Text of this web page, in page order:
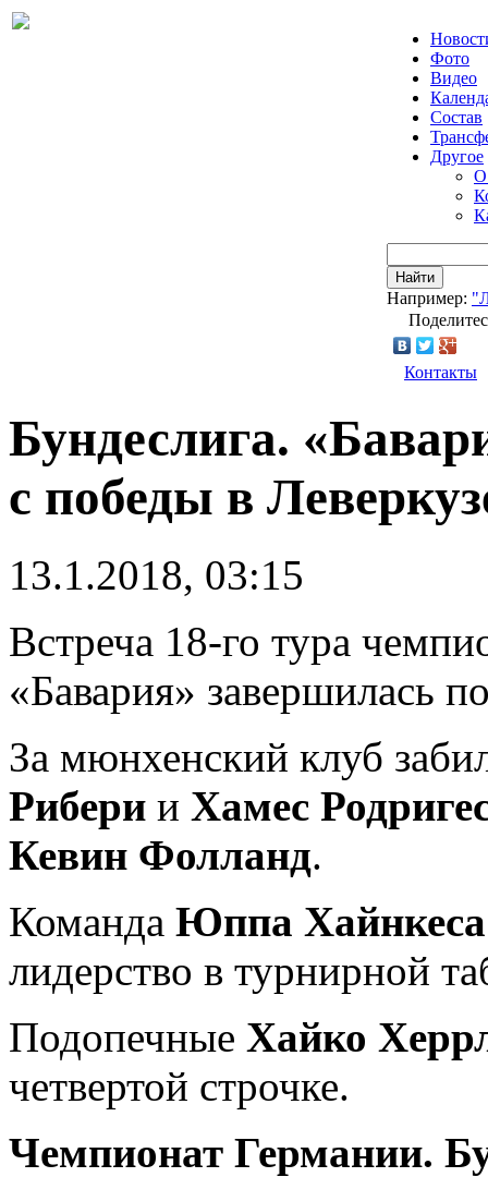
Фото
Видео
Состав
Другое
О
Найти
Например:
Контакты
Бундеслига.
с победы в
13.1.2018, 03:15
Встреча 18-го тура
«Бавария» завершилась
За мюнхенский клуб
Рибери и Хамес
Кевин Фолланд.
Команда Юппа Хайнкеса
лидерство в турнирной
Подопечные Хайко
четвертой строчке.
Чемпионат Германии.